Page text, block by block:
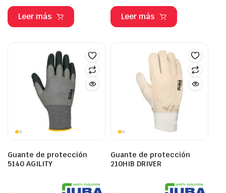
Leer más Leer más
Guante de protección
5140 AGILITY
Guante de protección
210HIB DRIVER